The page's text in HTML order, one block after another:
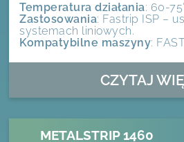
Temperatura działania: 60-
Zastosowania: Fastrip ISP –
systemach liniowych.
Kompatybilne maszyny:
CZYTAJ
METALSTRIP 1460